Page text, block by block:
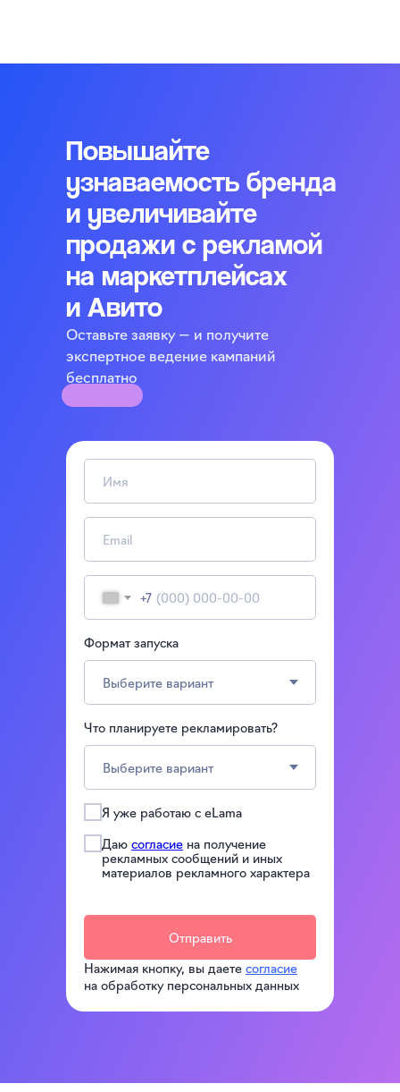
Повышайте
узнаваемость бренда
и увеличивайте
продажи с рекламой
на маркетплейсах
и Авито
Оставьте заявку — и получите
экспертное ведение кампаний
бесплатно
+7
Формат запуска
Что планируете рекламировать?
Я уже работаю с eLama
Даю согласие на получение
рекламных сообщений и иных
материалов рекламного характера
Отправить
Нажимая кнопку, вы даете согласие
на обработку персональных данных